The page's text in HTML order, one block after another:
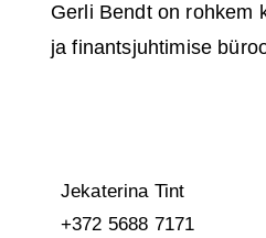
Gerli Bendt on rohkem
ja finantsjuhtimise
Jekaterina Tint
+372 5688 7171